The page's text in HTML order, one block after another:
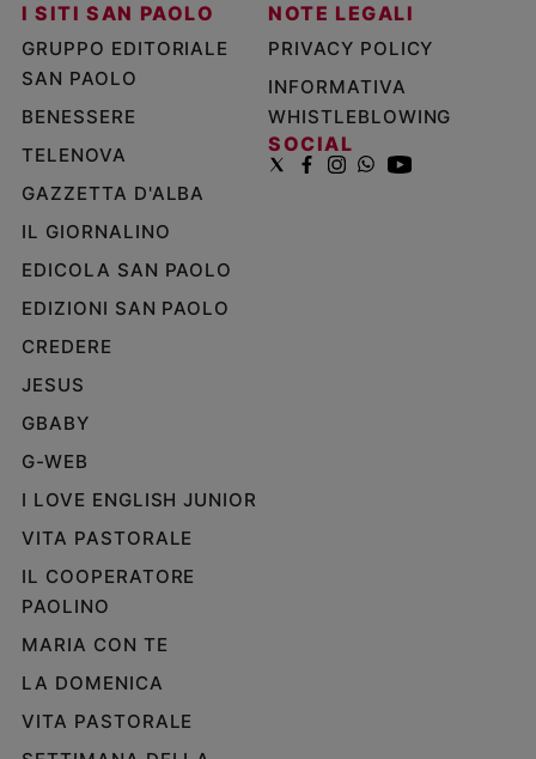
I SITI SAN PAOLO
GRUPPO EDITORIALE
SAN PAOLO
BENESSERE
TELENOVA
GAZZETTA D'ALBA
IL GIORNALINO
EDICOLA SAN PAOLO
EDIZIONI SAN PAOLO
CREDERE
JESUS
GBABY
G-WEB
I LOVE ENGLISH JUNIOR
VITA PASTORALE
IL COOPERATORE
PAOLINO
MARIA CON TE
LA DOMENICA
VITA PASTORALE
NOTE LEGALI
PRIVACY POLICY
INFORMATIVA
WHISTLEBLOWING
SOCIAL